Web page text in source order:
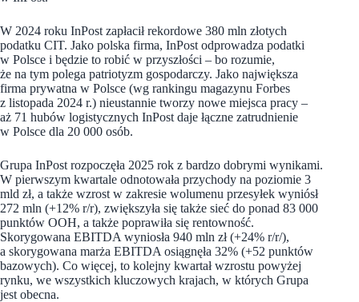
W 2024 roku InPost zapłacił rekordowe 380 mln złotych
podatku CIT. Jako polska firma, InPost odprowadza podatki
w Polsce i będzie to robić w przyszłości – bo rozumie,
że na tym polega patriotyzm gospodarczy. Jako największa
firma prywatna w Polsce (wg rankingu magazynu Forbes
z listopada 2024 r.) nieustannie tworzy nowe miejsca pracy –
aż 71 hubów logistycznych InPost daje łączne zatrudnienie
w Polsce dla 20 000 osób.
Grupa InPost rozpoczęła 2025 rok z bardzo dobrymi wynikami.
W pierwszym kwartale odnotowała przychody na poziomie 3
mld zł, a także wzrost w zakresie wolumenu przesyłek wyniósł
272 mln (+12% r/r), zwiększyła się także sieć do ponad 83 000
punktów OOH, a także poprawiła się rentowność.
Skorygowana EBITDA wyniosła 940 mln zł (+24% r/r/),
a skorygowana marża EBITDA osiągnęła 32% (+52 punktów
bazowych). Co więcej, to kolejny kwartał wzrostu powyżej
rynku, we wszystkich kluczowych krajach, w których Grupa
jest obecna.